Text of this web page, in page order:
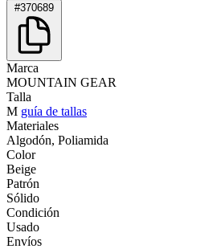
#370689
Marca
MOUNTAIN GEAR
Talla
M guía de tallas
Materiales
Algodón, Poliamida
Color
Beige
Patrón
Sólido
Condición
Usado
Envíos